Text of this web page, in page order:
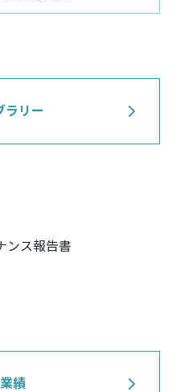
ラリー
ンス報告書
績